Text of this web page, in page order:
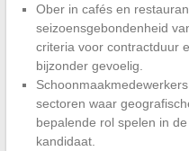
Ober in cafés en
seizoensgebondenheid
criteria voor contractduur
bijzonder gevoelig.
sectoren waar
bepalende rol spelen in
kandidaat.